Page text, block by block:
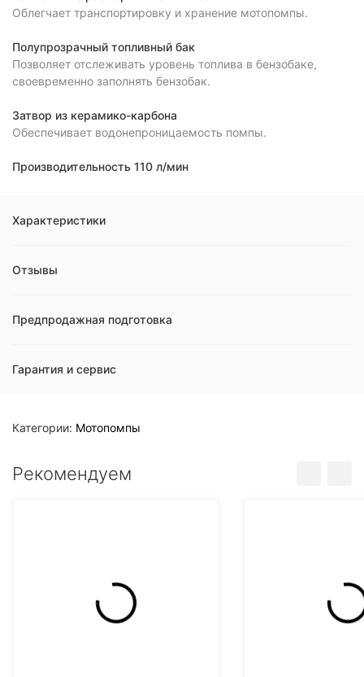
Облегчает транспортировку и хранение мотопомпы.
Полупрозрачный топливный бак
Позволяет отслеживать уровень топлива в бензобаке,
своевременно заполнять бензобак.
Затвор из керамико-карбона
Обеспечивает водонепроницаемость помпы.
Производительность 110 л/мин
Характеристики
Отзывы
Предпродажная подготовка
Гарантия и сервис
Категории: Мотопомпы
Рекомендуем